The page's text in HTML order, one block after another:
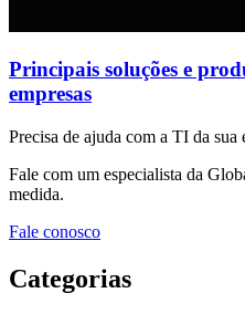
Principais soluções e
empresas
Precisa de ajuda com a TI da sua
Fale com um especialista da
medida.
Fale conosco
Categorias